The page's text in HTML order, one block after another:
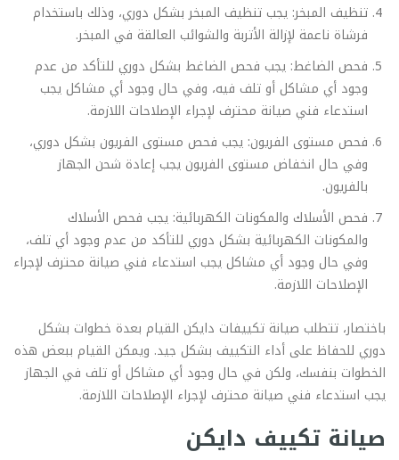
تنظيف المبخر: يجب تنظيف المبخر بشكل دوري، وذلك باستخدام
فرشاة ناعمة لإزالة الأتربة والشوائب العالقة في المبخر.
فحص الضاغط: يجب فحص الضاغط بشكل دوري للتأكد من عدم
وجود أي مشاكل أو تلف فيه، وفي حال وجود أي مشاكل يجب
استدعاء فني صيانة محترف لإجراء الإصلاحات اللازمة.
فحص مستوى الفريون: يجب فحص مستوى الفريون بشكل دوري،
وفي حال انخفاض مستوى الفريون يجب إعادة شحن الجهاز
بالفريون.
فحص الأسلاك والمكونات الكهربائية: يجب فحص الأسلاك
والمكونات الكهربائية بشكل دوري للتأكد من عدم وجود أي تلف،
وفي حال وجود أي مشاكل يجب استدعاء فني صيانة محترف لإجراء
الإصلاحات اللازمة.
باختصار، تتطلب صيانة تكييفات دايكن القيام بعدة خطوات بشكل
دوري للحفاظ على أداء التكييف بشكل جيد. ويمكن القيام ببعض هذه
الخطوات بنفسك، ولكن في حال وجود أي مشاكل أو تلف في الجهاز
يجب استدعاء فني صيانة محترف لإجراء الإصلاحات اللازمة.
صيانة تكييف دايكن